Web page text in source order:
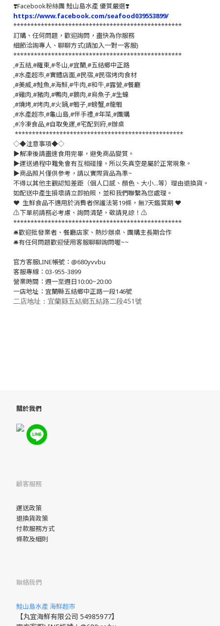
❣️Facebook粉絲團 鮭山島水產 優質嚴選❣️
https://www.facebook.com/seafood039553899/
*************************************************
訂購、任何問題，歡迎詢問，盡快為你服務
細節洽詢專人、聊聊方式(請加入一對一客服)
*************************************************
,#五結,#羅東,#冬山,#宜蘭,#五結鄉中正路
,#水產超市,#實體店面,#民宿,#民宿烤肉食材
,#美威,#鮭魚,#海鮮,#牛肉,#和牛,#露營,#餐廳
,#雞肉,#豬肉,#鴨肉,#鵝肉,#烏魚子,#生蠔
,#燒烤,#烤肉,#火鍋,#蝦子,#螃蟹,#龍蝦
,#水產超市,#龜山島,#伴手禮,#年菜,#團購
,#冷凍食品,#自取免運,#宅配到府,#辦桌
*************************************************
◇◆注意事項◆◇
▶️解凍後請盡速食用完畢，避免商品變質。
▶️運送過程中難免會有互相碰撞，所以失真空是屬於正常現象。
▶️商品照片僅供參考，請以實際貨品為準~
不得以其他主觀認知差距（個人口感、顏色、大小...等）理由退換貨。
如配送中產生損壞請立即拍照，並和我們聯繫為您處理。
❤️ 生鮮食品不適用於消費者保護法第19條，無7天鑑賞期 ❤️
⚠️下單前請務必考慮、詢問清楚，敬請見諒！⚠️
*************************************************
🛎歡迎批發業者、餐廳店家、熱炒辦桌、團購主長期合作
🛎有任何問題歡迎使用客服聊聊詢問喔~~
官方客服LINE帳號：@680yvvbu
客服專線：03-955-3899
營業時間：週一至週日10:00~20:00
一店地址：宜蘭縣五結鄉中正路一段146號
二店地址：宜蘭縣五結鄉五結路二段451號
關於我們
顧客服務
運送政策
退換貨政策
付款服務方式
條款及細則
聯絡我們
鮭山島水產 海鮮超市
【丸宜海鮮有限公司 54985977】